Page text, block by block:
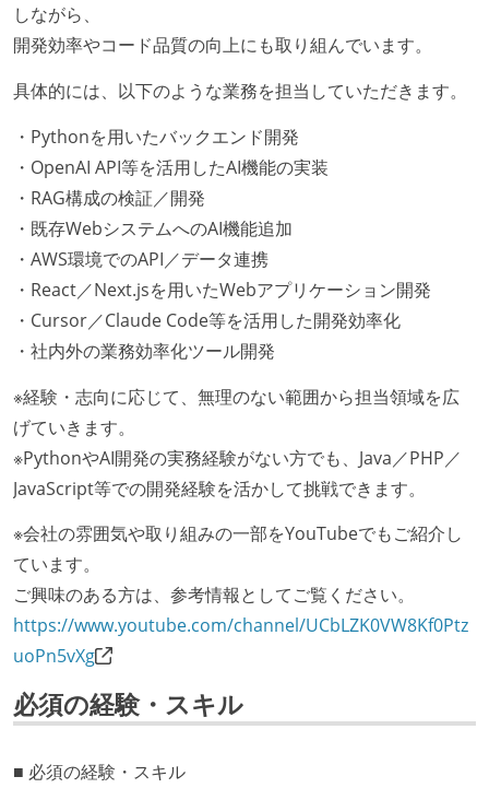
しながら、
開発効率やコード品質の向上にも取り組んでいます。
具体的には、以下のような業務を担当していただきます。
・Pythonを用いたバックエンド開発
・OpenAI API等を活用したAI機能の実装
・RAG構成の検証／開発
・既存WebシステムへのAI機能追加
・AWS環境でのAPI／データ連携
・React／Next.jsを用いたWebアプリケーション開発
・Cursor／Claude Code等を活用した開発効率化
・社内外の業務効率化ツール開発
※経験・志向に応じて、無理のない範囲から担当領域を広
げていきます。
※PythonやAI開発の実務経験がない方でも、Java／PHP／
JavaScript等での開発経験を活かして挑戦できます。
※会社の雰囲気や取り組みの一部をYouTubeでもご紹介し
ています。
ご興味のある方は、参考情報としてご覧ください。
https://www.youtube.com/channel/UCbLZK0VW8Kf0Ptz
uoPn5vXg
必須の経験・スキル
■ 必須の経験・スキル